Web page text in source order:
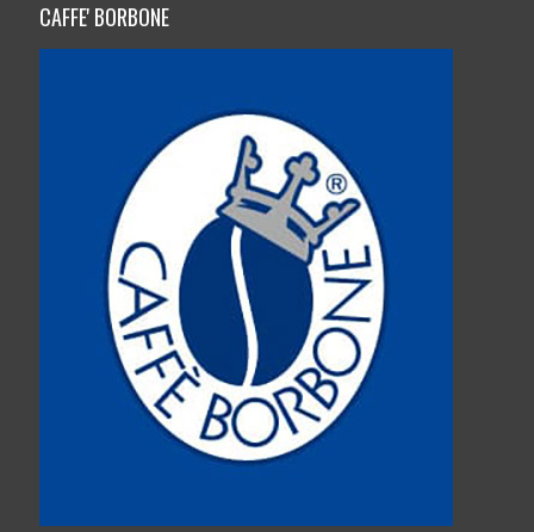
CAFFE' BORBONE